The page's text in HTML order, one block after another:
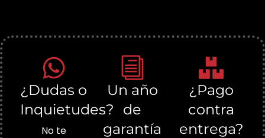
¿Dudas o
Inquietudes?
No te
Un año
de
garantía
¿Pago
contra
entrega?